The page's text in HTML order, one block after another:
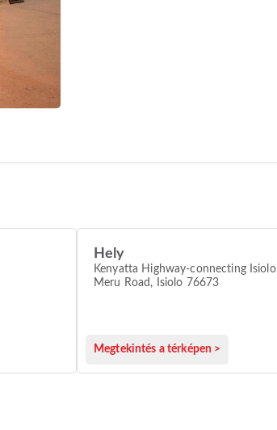
Hely
Kenyatta Highway-connecting Isiolo
Meru Road, Isiolo 76673
Megtekintés a térképen >